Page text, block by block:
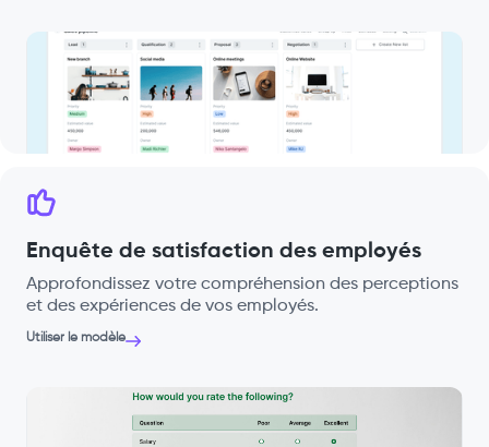
Enquête de satisfaction des employés
Approfondissez votre compréhension des perceptions
et des expériences de vos employés.
Utiliser le modèle